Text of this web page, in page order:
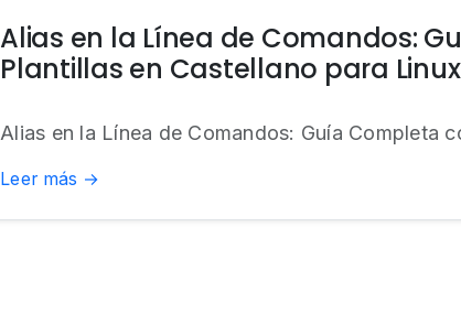
Alias en la Línea de Comandos:
Plantillas en Castellano para
Alias en la Línea de Comandos: Guía Completa
Leer más →